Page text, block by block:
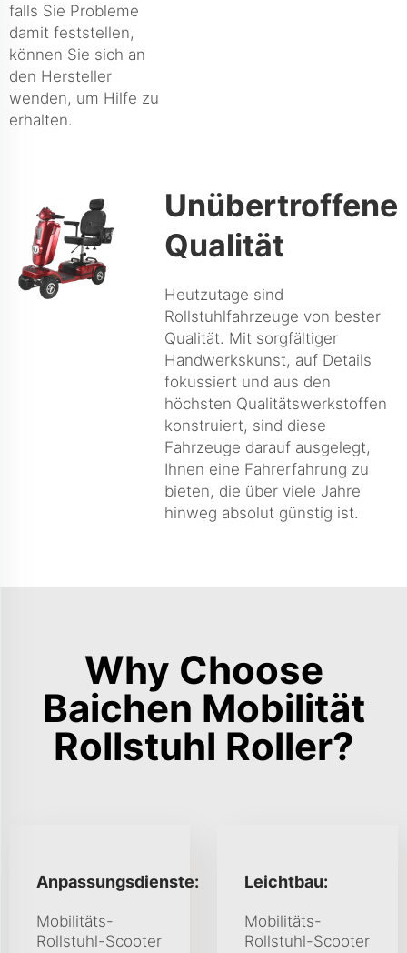
falls Sie Probleme
damit feststellen,
können Sie sich an
den Hersteller
wenden, um Hilfe zu
erhalten.
Unübertroffene
Qualität
Heutzutage sind
Rollstuhlfahrzeuge von bester
Qualität. Mit sorgfältiger
Handwerkskunst, auf Details
fokussiert und aus den
höchsten Qualitätswerkstoffen
konstruiert, sind diese
Fahrzeuge darauf ausgelegt,
Ihnen eine Fahrerfahrung zu
bieten, die über viele Jahre
hinweg absolut günstig ist.
Why Choose
Baichen Mobilität
Rollstuhl Roller?
Anpassungsdienste:
Mobilitäts-
Rollstuhl-Scooter
Leichtbau:
Mobilitäts-
Rollstuhl-Scooter